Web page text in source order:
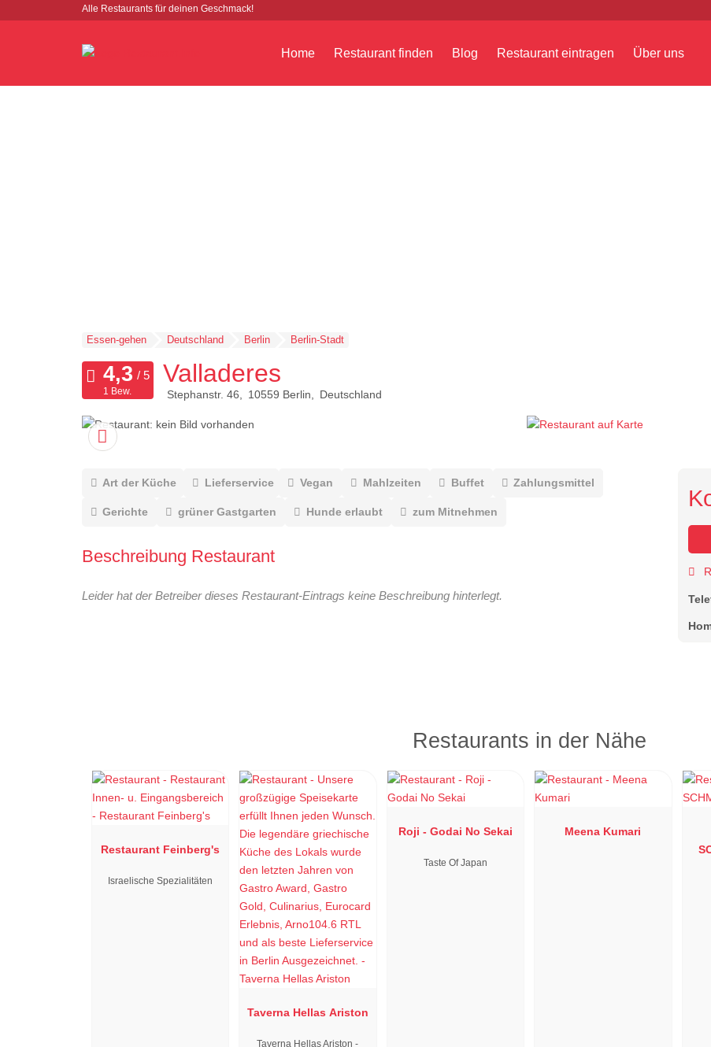
Alle Restaurants für deinen Geschmack!
Home Restaurant finden Blog Restaurant eintragen Über uns
Essen-gehen Deutschland Berlin Berlin-Stadt
Valladeres
Stephanstr. 46 10559 Berlin Deutschland
1 Bew.
Art der Küche Lieferservice Vegan Mahlzeiten Buffet Zahlungsmittel
Gerichte grüner Gastgarten Hunde erlaubt zum Mitnehmen
Beschreibung Restaurant
Leider hat der Betreiber dieses Restaurant-Eintrags keine Beschreibung hinterlegt.
Restaurants in der Nähe
Restaurant Feinberg's
Israelische Spezialitäten
Taverna Hellas Ariston
Taverna Hellas Ariston -
Roji - Godai No Sekai
Taste Of Japan
Meena Kumari